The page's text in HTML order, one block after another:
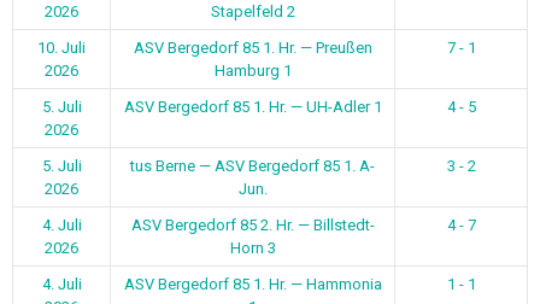
2026
Stapelfeld 2
10. Juli
2026
ASV Bergedorf 85 1. Hr. — Preußen
Hamburg 1
7 - 1
5. Juli
2026
ASV Bergedorf 85 1. Hr. — UH-Adler 1 4 - 5
5. Juli
2026
tus Berne — ASV Bergedorf 85 1. A-
Jun.
3 - 2
4. Juli
2026
ASV Bergedorf 85 2. Hr. — Billstedt-
Horn 3
4 - 7
4. Juli
ASV Bergedorf 85 1. Hr. — Hammonia
1 - 1